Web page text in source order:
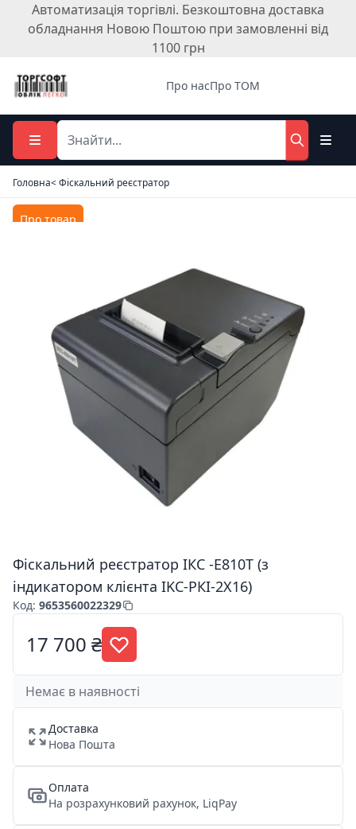
Автоматизація торгівлі. Безкоштовна доставка
обладнання Новою Поштою при замовленні від
1100 грн
Про насПро ТОМ
Головна< Фіскальний реєстратор
Про товар
Фіскальний реєстратор ІКС -E810T (з
індикатором клієнта IKC-РКІ-2Х16)
Код: 9653560022329
17 700 ₴
Немає в наявності
Доставка
Нова Пошта
Оплата
На розрахунковий рахунок, LiqPay